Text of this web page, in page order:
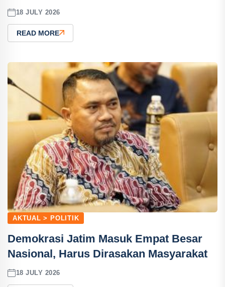
18 JULY 2026
READ MORE
AKTUAL > POLITIK
Demokrasi Jatim Masuk Empat Besar
Nasional, Harus Dirasakan Masyarakat
18 JULY 2026